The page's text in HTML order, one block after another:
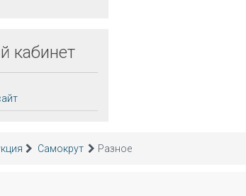
кабинет
Самокрут Разное